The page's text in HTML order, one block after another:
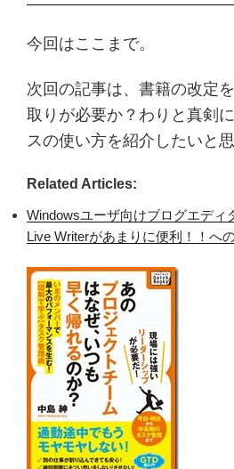
今回はここまで。
次回の記事は、書籍の改定
取りが必要か？わりと真剣
スの使い方を紹介したいと思
Related Articles:
Windowsユーザ向けブログエディ
Live Writerがあまりに便利！！へ